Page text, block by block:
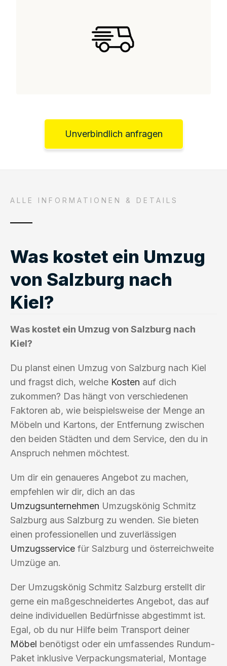
Unverbindlich anfragen
ALLE INFORMATIONEN & DETAILS
Was kostet ein Umzug
von Salzburg nach
Kiel?
Was kostet ein Umzug von Salzburg nach
Kiel?
Du planst einen Umzug von Salzburg nach Kiel
und fragst dich, welche Kosten auf dich
zukommen? Das hängt von verschiedenen
Faktoren ab, wie beispielsweise der Menge an
Möbeln und Kartons, der Entfernung zwischen
den beiden Städten und dem Service, den du in
Anspruch nehmen möchtest.
Um dir ein genaueres Angebot zu machen,
empfehlen wir dir, dich an das
Umzugsunternehmen Umzugskönig Schmitz
Salzburg aus Salzburg zu wenden. Sie bieten
einen professionellen und zuverlässigen
Umzugsservice für Salzburg und österreichweite
Umzüge an.
Der Umzugskönig Schmitz Salzburg erstellt dir
gerne ein maßgeschneidertes Angebot, das auf
deine individuellen Bedürfnisse abgestimmt ist.
Egal, ob du nur Hilfe beim Transport deiner
Möbel benötigst oder ein umfassendes Rundum-
Paket inklusive Verpackungsmaterial, Montage